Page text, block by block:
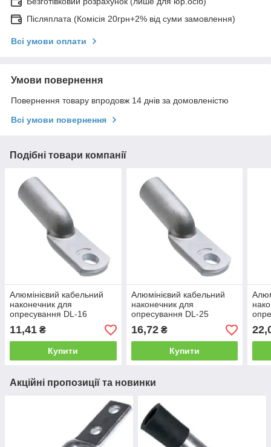
Післяплата (Комісія 20грн+2% від суми замовлення)
Всі умови оплати
Умови повернення
Повернення товару впродовж 14 днів за домовленістю
Всі умови повернення
Подібні товари компанії
Алюмінієвий кабельний
наконечник для
опресування DL-16
(ТА-16, 16-8-5,4-А-УХЛ3)
11,41 ₴
Купити
Алюмінієвий кабельний
наконечник для
опресування DL-25
(ТА-25, 25-8-7-А-УХЛ3)
16,72₴
Купити
Акційні пропозиції та новинки